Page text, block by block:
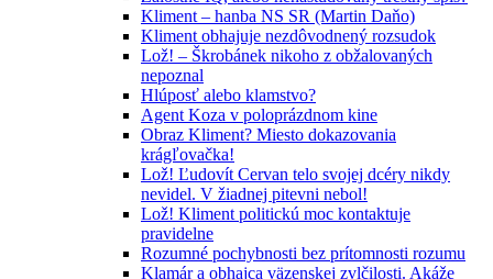
Kliment – hanba NS SR (Martin Daňo)
Kliment obhajuje nezdôvodnený rozsudok
Lož! – Škrobánek nikoho z obžalovaných
nepoznal
Hlúposť alebo klamstvo?
Agent Koza v poloprázdnom kine
Obraz Kliment? Miesto dokazovania
krágľovačka!
Lož! Ľudovít Cervan telo svojej dcéry nikdy
nevidel. V žiadnej pitevni nebol!
Lož! Kliment politickú moc kontaktuje
pravidelne
Rozumné pochybnosti bez prítomnosti rozumu
Klamár a obhajca väzenskej zvlčilosti. Akáže